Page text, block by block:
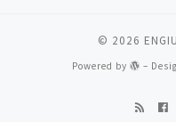
© 2026
Powered by –